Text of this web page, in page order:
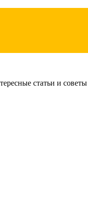
статьи и